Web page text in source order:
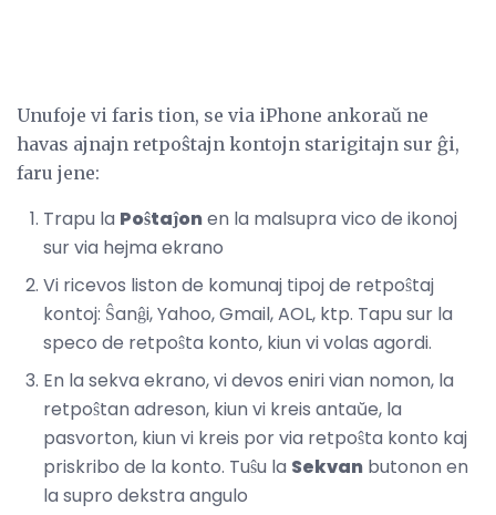
Unufoje vi faris tion, se via iPhone ankoraŭ ne
havas ajnajn retpoŝtajn kontojn starigitajn sur ĝi,
faru jene:
Trapu la Poŝtaĵonen la malsupra vico de ikonoj
sur via hejma ekrano
Vi ricevos liston de komunaj tipoj de retpoŝtaj
kontoj: Ŝanĝi, Yahoo, Gmail, AOL, ktp. Tapu sur la
speco de retpoŝta konto, kiun vi volas agordi.
En la sekva ekrano, vi devos eniri vian nomon, la
retpoŝtan adreson, kiun vi kreis antaŭe, la
pasvorton, kiun vi kreis por via retpoŝta konto kaj
priskribo de la konto. Tuŝu la Sekvan butonon en
la supro dekstra angulo